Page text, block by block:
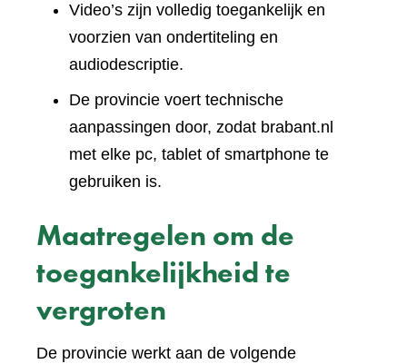
Video’s zijn volledig toegankelijk en
voorzien van ondertiteling en
audiodescriptie.
De provincie voert technische
aanpassingen door, zodat brabant.nl
met elke pc, tablet of smartphone te
gebruiken is.
Maatregelen om de
toegankelijkheid te
vergroten
De provincie werkt aan de volgende